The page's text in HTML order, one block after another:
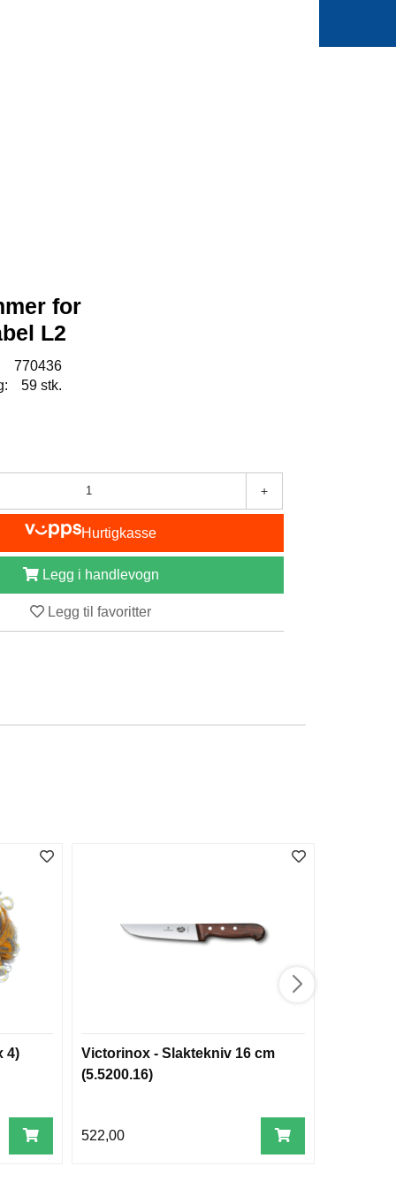
for
L2
770436
59 stk.
+
Hurtigkasse
Legg i handlevogn
Legg til favoritter
4)
Victorinox - Slaktekniv 16 cm
(5.5200.16)
522,00